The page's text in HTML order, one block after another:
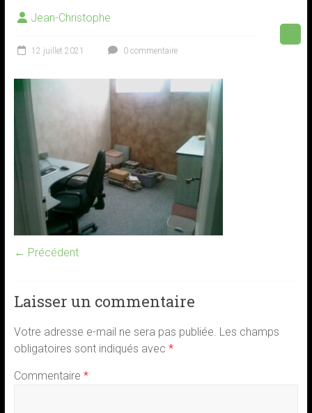
Jean-Christophe
12 juillet 2021 0 commentaire
← Précédent
Laisser un commentaire
Votre adresse e-mail ne sera pas publiée. Les champs
obligatoires sont indiqués avec *
Commentaire *